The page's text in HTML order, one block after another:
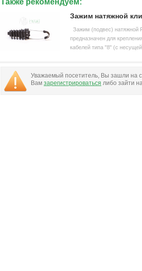
Также рекомендуем:
Зажим натяжной
Зажим (подвес) натяжной
предназначен для
кабелей типа "8" (с несущей
Уважаемый посетитель, Вы зашли на
Вам зарегистрироваться либо зайти